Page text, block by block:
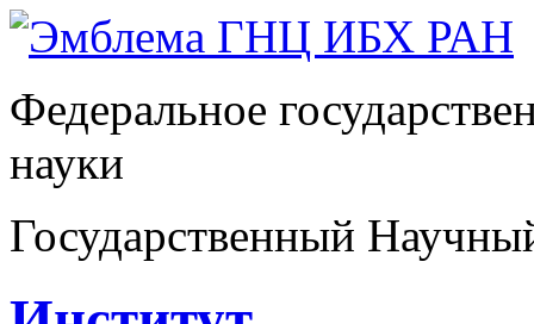
Федеральное
науки
Государственный